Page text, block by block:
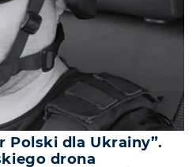
Polski dla Ukrainy”.
drona